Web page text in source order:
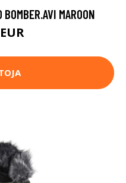
MAROON